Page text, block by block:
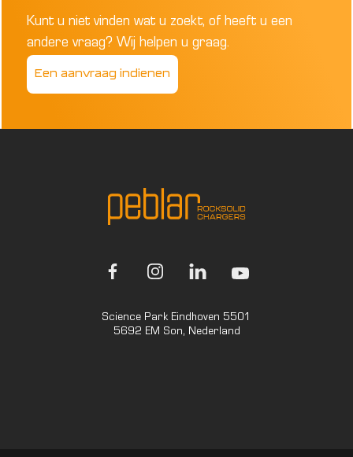
Kunt u niet vinden wat u zoekt, of heeft u een
andere vraag? Wij helpen u graag.
Een aanvraag indienen
Science Park Eindhoven 5501
5692 EM Son, Nederland